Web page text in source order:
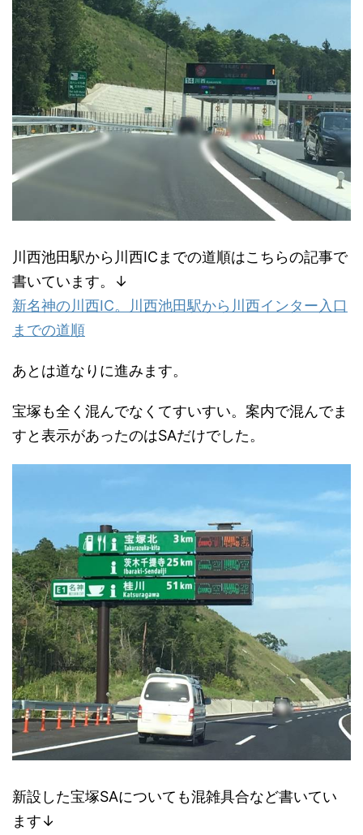
川西池田駅から川西ICまでの道順はこちらの記事で
書いています。↓
新名神の川西IC。川西池田駅から川西インター入口
までの道順
あとは道なりに進みます。
宝塚も全く混んでなくてすいすい。案内で混んでま
すと表示があったのはSAだけでした。
新設した宝塚SAについても混雑具合など書いてい
ます↓